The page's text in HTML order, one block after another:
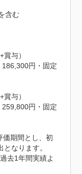
含む
与）
円・固定
与）
円・固定
期間とし、初
なります。
去1年間実績よ